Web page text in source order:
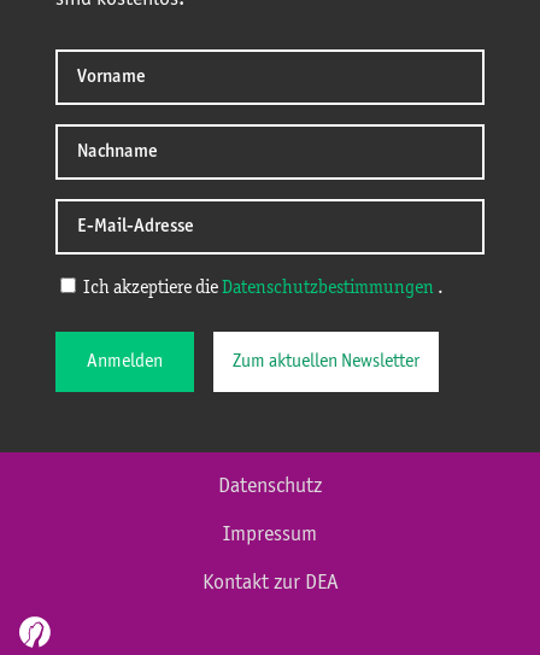
Ich akzeptiere die Datenschutzbestimmungen .
Anmelden Zum aktuellen Newsletter
Datenschutz
Impressum
Kontakt zur DEA